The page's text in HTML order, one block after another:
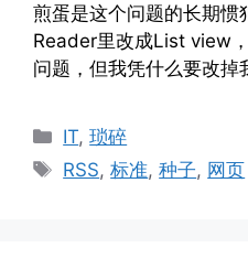
煎蛋是这个问题的长期惯
Reader里改成List view
问题，但我凭什么要改掉
Categories
IT,琐碎
Tags
RSS,标准,种子, 网页